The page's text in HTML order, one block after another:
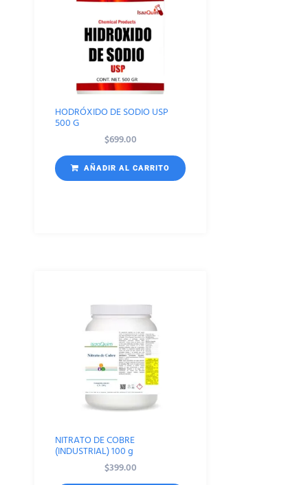
HODRÓXIDO DE SODIO USP
500 G
$699.00
AÑADIR AL CARRITO
NITRATO DE COBRE
(INDUSTRIAL) 100 g
$399.00